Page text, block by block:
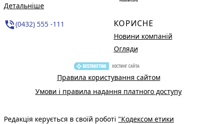
Детальніше
phone_in_talk(0432) 555 -111 КОРИСНЕ
Новини компаній
Огляди
Правила користування сайтом
Умови і правила надання платного доступу
Редакція керується в своїй роботі "Кодексом етики